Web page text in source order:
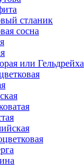
стланик
сосна
или Гельдрейха